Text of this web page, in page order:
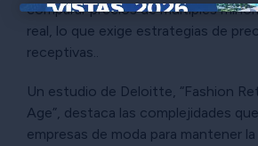
comparar precios de múltiples
real, lo que exige estrategias de
receptivas..
Un estudio de Deloitte, “Fashion
Age”, destaca las complejidades
empresas de moda para mantener